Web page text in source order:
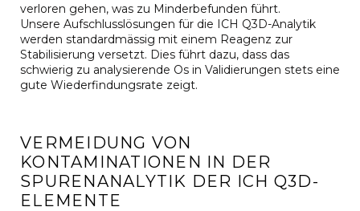
verloren gehen, was zu Minderbefunden führt.
Unsere Aufschlusslösungen für die ICH Q3D-Analytik
werden standardmässig mit einem Reagenz zur
Stabilisierung versetzt. Dies führt dazu, dass das
schwierig zu analysierende Os in Validierungen stets eine
gute Wiederfindungsrate zeigt.
VERMEIDUNG VON
KONTAMINATIONEN IN DER
SPURENANALYTIK DER ICH Q3D-
ELEMENTE